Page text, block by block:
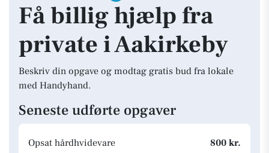
Få billig hjælp fra
private i Aakirkeby
Beskriv din opgave og modtag gratis bud fra lokale
med Handyhand.
Seneste udførte opgaver
Opsat hårdhvidevare
800 kr.